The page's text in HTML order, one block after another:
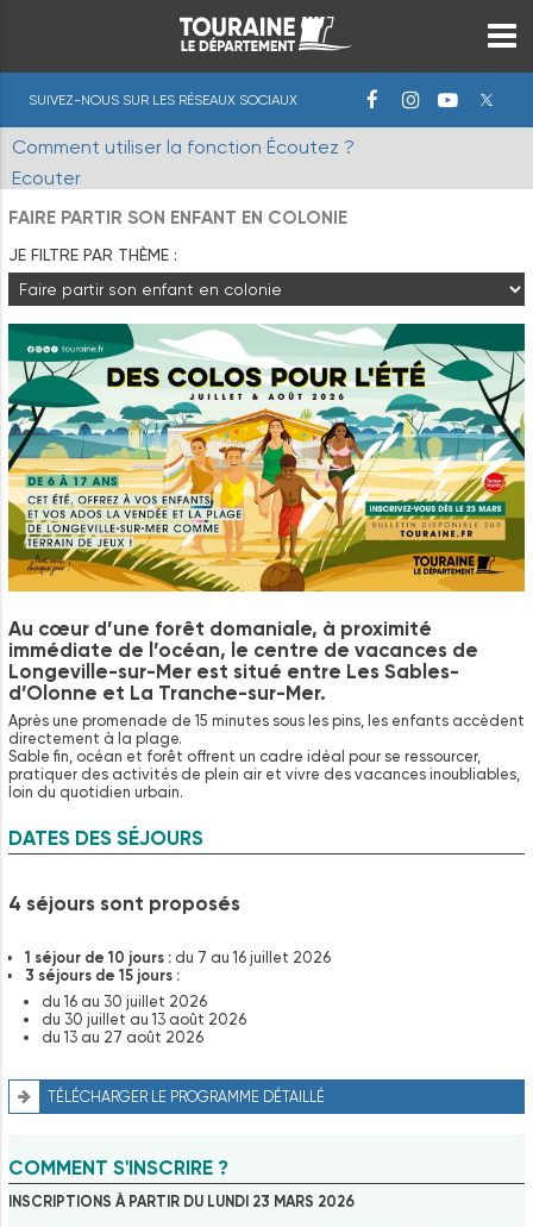
SUIVEZ-NOUS SUR LES RÉSEAUX SOCIAUX
Comment utiliser la fonction Écoutez ?
Ecouter
FAIRE PARTIR SON ENFANT EN COLONIE
JE FILTRE PAR THÈME :
Au cœur d’une forêt domaniale, à proximité
immédiate de l’océan, le centre de vacances de
Longeville-sur-Mer est situé entre Les Sables-
d’Olonne et La Tranche-sur-Mer.
Après une promenade de 15 minutes sous les pins, les enfants accèdent
directement à la plage.
Sable fin, océan et forêt offrent un cadre idéal pour se ressourcer,
pratiquer des activités de plein air et vivre des vacances inoubliables,
loin du quotidien urbain.
DATES DES SÉJOURS
4 séjours sont proposés
1 séjour de 10 jours : du 7 au 16 juillet 2026
3 séjours de 15 jours :
du 16 au 30 juillet 2026
du 30 juillet au 13 août 2026
du 13 au 27 août 2026
TÉLÉCHARGER LE PROGRAMME DÉTAILLÉ
COMMENT S'INSCRIRE ?
INSCRIPTIONS À PARTIR DU LUNDI 23 MARS 2026